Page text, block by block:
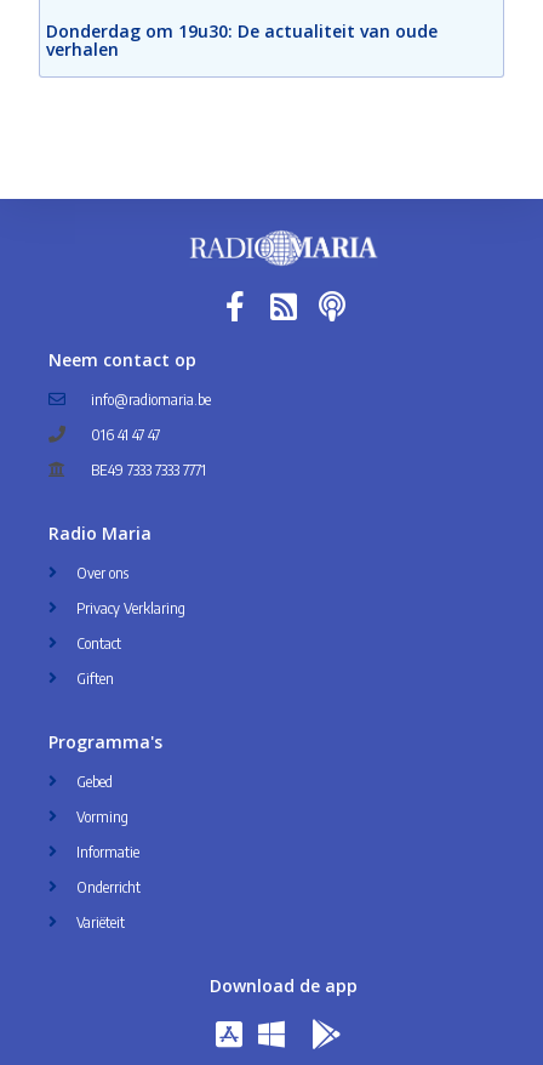
Donderdag om 19u30: De actualiteit van oude
verhalen
Neem contact op
info@radiomaria.be
016 41 47 47
BE49 7333 7333 7771
Radio Maria
Over ons
Privacy Verklaring
Contact
Giften
Programma's
Gebed
Vorming
Informatie
Onderricht
Variëteit
Download de app